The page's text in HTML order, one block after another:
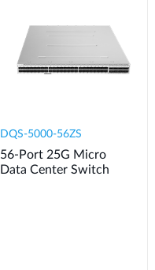
DQS-5000-56ZS​
56-Port 25G Micro
Data Center Switch